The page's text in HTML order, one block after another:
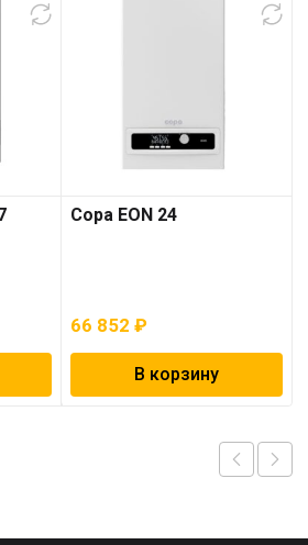
Copa EON 24
66 852₽
В корзину